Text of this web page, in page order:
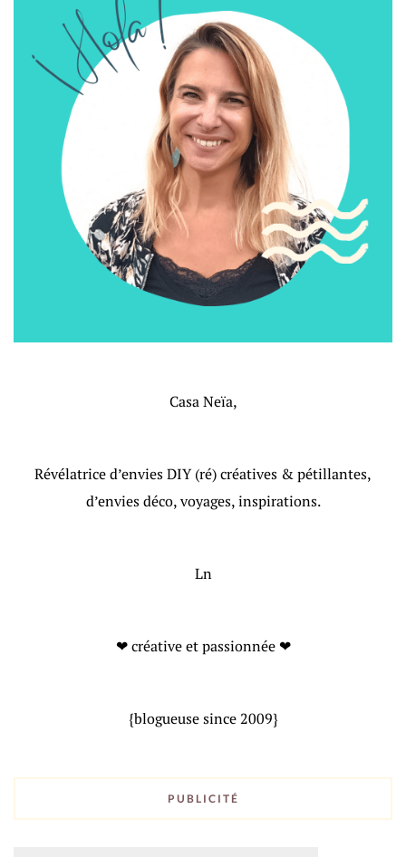
Casa Neïa,
Révélatrice d’envies DIY (ré) créatives & pétillantes,
d’envies déco, voyages, inspirations.
Ln
❤ créative et passionnée ❤
{blogueuse since 2009}
PUBLICITÉ